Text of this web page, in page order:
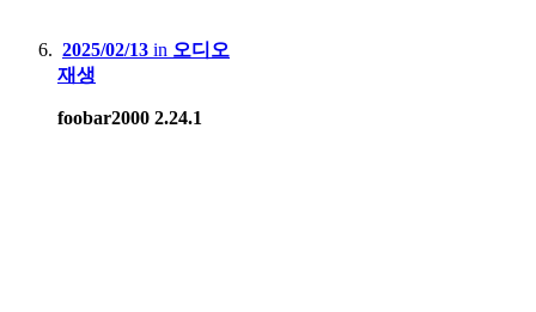
2025/02/13 in 오디오
재생
foobar2000 2.24.1